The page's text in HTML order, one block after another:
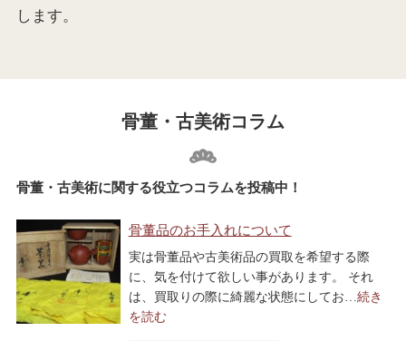
します。
骨董・古美術コラム
骨董・古美術に関する役立つコラムを投稿中！
骨董品のお手入れについて
実は骨董品や古美術品の買取を希望する際
に、気を付けて欲しい事があります。 それ
は、買取りの際に綺麗な状態にしてお…続き
を読む